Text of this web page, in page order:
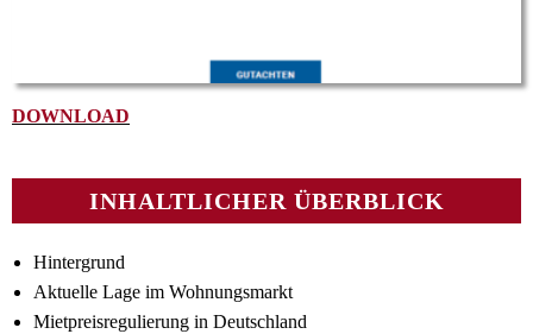
DOWNLOAD
INHALTLICHER ÜBERBLICK
Hintergrund
Aktuelle Lage im Wohnungsmarkt
Mietpreisregulierung in Deutschland